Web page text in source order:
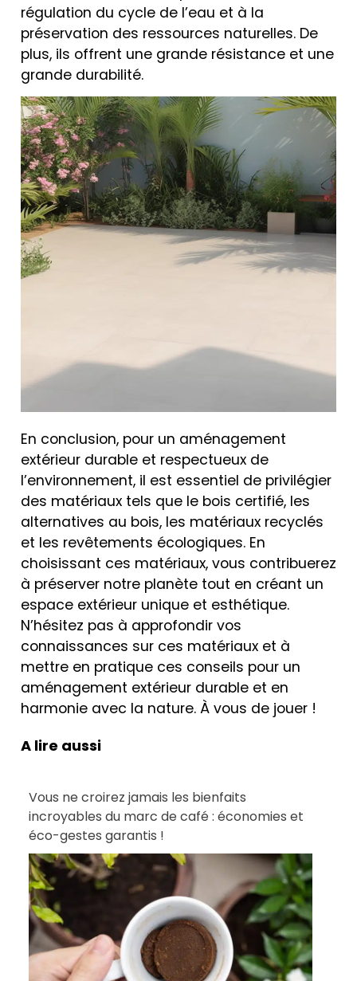
régulation du cycle de l’eau et à la
préservation des ressources naturelles. De
plus, ils offrent une grande résistance et une
grande durabilité.
En conclusion, pour un aménagement
extérieur durable et respectueux de
l’environnement, il est essentiel de privilégier
des matériaux tels que le bois certifié, les
alternatives au bois, les matériaux recyclés
et les revêtements écologiques. En
choisissant ces matériaux, vous contribuerez
à préserver notre planète tout en créant un
espace extérieur unique et esthétique.
N’hésitez pas à approfondir vos
connaissances sur ces matériaux et à
mettre en pratique ces conseils pour un
aménagement extérieur durable et en
harmonie avec la nature. À vous de jouer !
A lire aussi
Vous ne croirez jamais les bienfaits
incroyables du marc de café : économies et
éco-gestes garantis !